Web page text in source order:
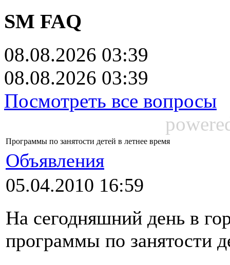
SM FAQ
08.08.2026 03:39
08.08.2026 03:39
Посмотреть все вопросы
Программы по занятости детей в летнее время
Объявления
05.04.2010 16:59
На сегодняшний день в
программы по занятости